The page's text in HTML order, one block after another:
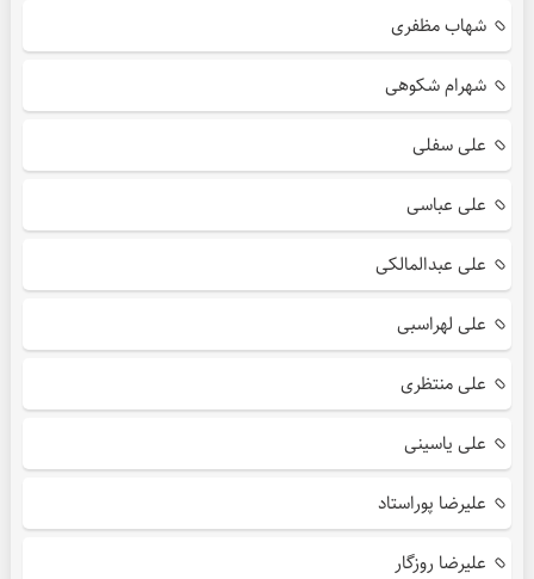
شهاب مظفری
شهرام شکوهی
علی سفلی
علی عباسی
علی عبدالمالکی
علی لهراسبی
علی منتظری
علی یاسینی
علیرضا پوراستاد
علیرضا روزگار